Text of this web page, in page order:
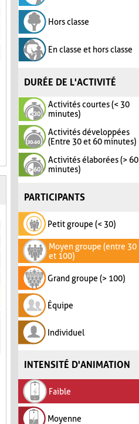
Hors classe
En classe et hors classe
DURÉE DE L'ACTIVITÉ
Activités courtes (< 30
minutes)
Activités développées
(Entre 30 et 60 minutes)
Activités élaborées (> 60
minutes)
PARTICIPANTS
Petit groupe (< 30)
Moyen groupe (entre 30
et 100)
Grand groupe (> 100)
Équipe
Individuel
INTENSITÉ D'ANIMATION
Faible
Moyenne